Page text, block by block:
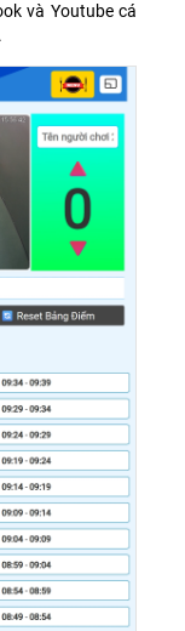
và Youtube cá